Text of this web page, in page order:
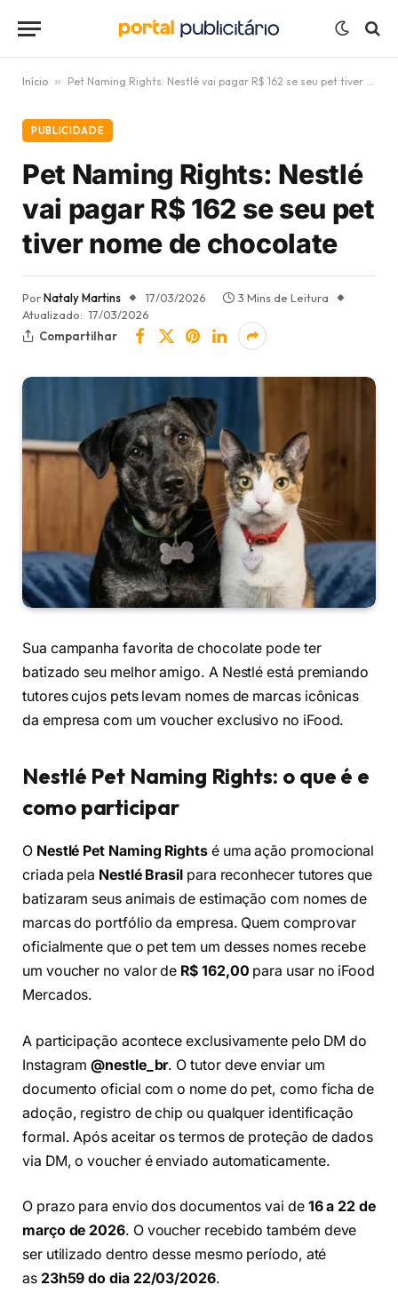
Início » Pet Naming Rights: Nestlé vai pagar R$ 162 se seu pet tiver nome de chocolate
PUBLICIDADE
Pet Naming Rights: Nestlé
vai pagar R$ 162 se seu pet
tiver nome de chocolate
PorNataly Martins 17/03/2026
3 Mins de Leitura
Atualizado: 17/03/2026
Compartilhar
Sua campanha favorita de chocolate pode ter
batizado seu melhor amigo. A Nestlé está premiando
tutores cujos pets levam nomes de marcas icônicas
da empresa com um voucher exclusivo no iFood.
Nestlé Pet Naming Rights: o que é e
como participar
O Nestlé Pet Naming Rightsé uma ação promocional
criada pela Nestlé Brasil para reconhecer tutores que
batizaram seus animais de estimação com nomes de
marcas do portfólio da empresa. Quem comprovar
oficialmente que o pet tem um desses nomes recebe
um voucher no valor de R$ 162,00 para usar no iFood
Mercados.
A participação acontece exclusivamente pelo DM do
Instagram@nestle_br. O tutor deve enviar um
documento oficial com o nome do pet, como ficha de
adoção, registro de chip ou qualquer identificação
formal. Após aceitar os termos de proteção de dados
via DM, o voucher é enviado automaticamente.
O prazo para envio dos documentos vai de 16 a 22 de
março de 2026. O voucher recebido também deve
ser utilizado dentro desse mesmo período, até
as 23h59 do dia 22/03/2026.